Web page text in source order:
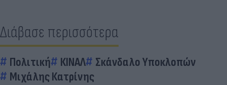
Διάβασε περισσότερα
Πολιτική ΚΙΝΑΛ
Σκάνδαλο Υποκλοπών
Μιχάλης Κατρίνης